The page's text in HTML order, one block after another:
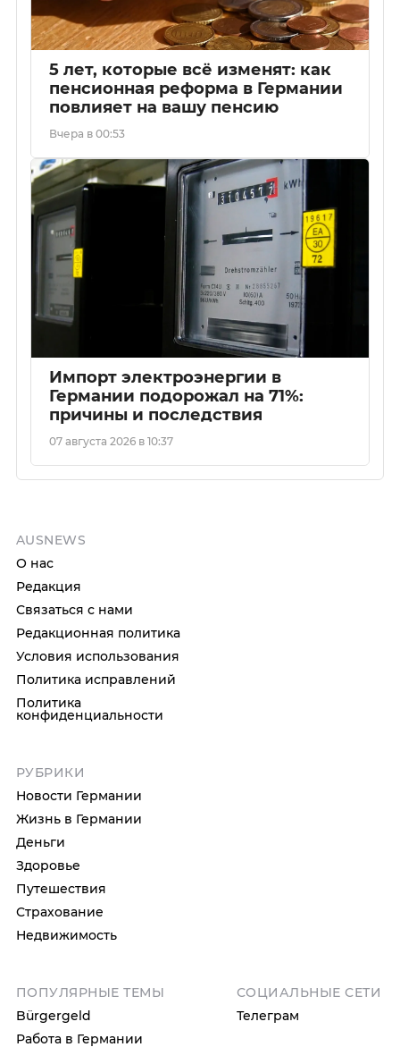
5 лет, которые всё изменят: как
пенсионная реформа в Германии
повлияет на вашу пенсию
Вчера в 00:53
Импорт электроэнергии в
Германии подорожал на 71%:
причины и последствия
07 августа 2026 в 10:37
AUSNEWS
О нас
Редакция
Связаться с нами
Редакционная политика
Условия использования
Политика исправлений
Политика
конфиденциальности
РУБРИКИ
Новости Германии
Жизнь в Германии
Деньги
Здоровье
Путешествия
Страхование
Недвижимость
ПОПУЛЯРНЫЕ ТЕМЫ
Bürgergeld
Работа в Германии
СОЦИАЛЬНЫЕ СЕТИ
Телеграм